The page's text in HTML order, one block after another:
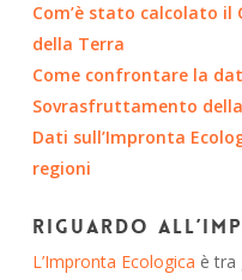
Com’è stato calcolato
della Terra
Come confrontare la
Sovrasfruttamento
Dati sull’Impronta
regioni
Riguardo
L’Impronta Ecologica è tra